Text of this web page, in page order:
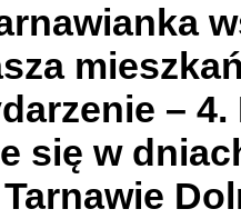
–
się w